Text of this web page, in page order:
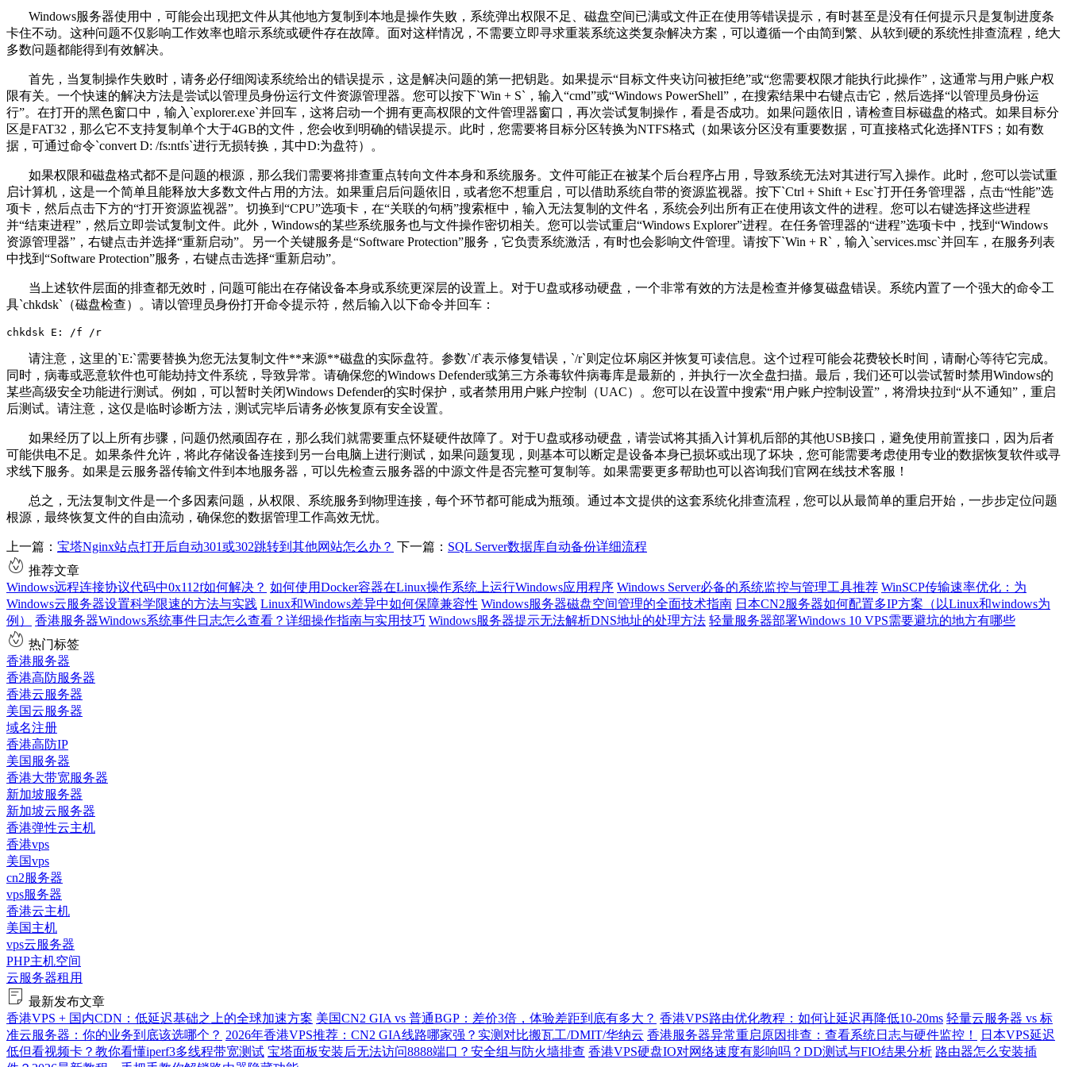
Windows服务器使用中，可能会出现把文件从其他地方复制到本地是操作失败，系统弹出权限不足、磁盘空间已满或文件正在使用等错误提示，有时甚至是没有任何提示只是复制进度条
卡住不动。这种问题不仅影响工作效率也暗示系统或硬件存在故障。面对这样情况，不需要立即寻求重装系统这类复杂解决方案，可以遵循一个由简到繁、从软到硬的系统性排查流程，绝大
多数问题都能得到有效解决。
首先，当复制操作失败时，请务必仔细阅读系统给出的错误提示，这是解决问题的第一把钥匙。如果提示“目标文件夹访问被拒绝”或“您需要权限才能执行此操作” ，这通常与用户账户权
限有关。一个快速的解决方法是尝试以管理员身份运行文件资源管理器。您可以按下`Win + S` ，输入“cmd”或“Windows PowerShell” ，在搜索结果中右键点击它，然后选择“以管理员身份运
行”。在打开的黑色窗口中，输入 `explorer.exe`并回车，这将启动一个拥有更高权限的文件管理器窗口，再次尝试复制操作，看是否成功。如果问题依旧，请检查目标磁盘的格式。如果目标分
区是FAT32 ，那么它不支持复制单个大于4GB的文件，您会收到明确的错误提示。此时，您需要将目标分区转换为NTFS格式（如果该分区没有重要数据，可直接格式化选择NTFS ；如有数
据，可通过命令`convert D: /fs:ntfs`进行无损转换，其中D:为盘符）。
如果权限和磁盘格式都不是问题的根源，那么我们需要将排查重点转向文件本身和系统服务。文件可能正在被某个后台程序占用，导致系统无法对其进行写入操作。此时，您可以尝试重
启计算机，这是一个简单且能释放大多数文件占用的方法。如果重启后问题依旧，或者您不想重启，可以借助系统自带的资源监视器。按下`Ctrl + Shift + Esc`打开任务管理器，点击“性能”选
项卡，然后点击下方的“打开资源监视器”。切换到 “CPU”选项卡，在“关联的句柄”搜索框中，输入无法复制的文件名，系统会列出所有正在使用该文件的进程。您可以右键选择这些进程
并“结束进程” ，然后立即尝试复制文件。此外， Windows的某些系统服务也与文件操作密切相关。您可以尝试重启“Windows Explorer”进程。在任务管理器的“进程”选项卡中，找到 “Windows
资源管理器” ，右键点击并选择“重新启动”。另一个关键服务是“Software Protection”服务，它负责系统激活，有时也会影响文件管理。请按下`Win + R` ，输入 `services.msc`并回车，在服务列表
中找到 “Software Protection”服务，右键点击选择“重新启动”。
当上述软件层面的排查都无效时，问题可能出在存储设备本身或系统更深层的设置上。对于U盘或移动硬盘，一个非常有效的方法是检查并修复磁盘错误。系统内置了一个强大的命令工
具`chkdsk` （磁盘检查）。请以管理员身份打开命令提示符，然后输入以下命令并回车：
chkdsk E: /f /r
请注意，这里的`E:`需要替换为您无法复制文件**来源**磁盘的实际盘符。参数`/f`表示修复错误， `/r`则定位坏扇区并恢复可读信息。这个过程可能会花费较长时间，请耐心等待它完成。
同时，病毒或恶意软件也可能劫持文件系统，导致异常。请确保您的Windows Defender或第三方杀毒软件病毒库是最新的，并执行一次全盘扫描。最后，我们还可以尝试暂时禁用Windows的
某些高级安全功能进行测试。例如，可以暂时关闭Windows Defender的实时保护，或者禁用用户账户控制（UAC）。您可以在设置中搜索“用户账户控制设置” ，将滑块拉到 “从不通知” ，重启
后测试。请注意，这仅是临时诊断方法，测试完毕后请务必恢复原有安全设置。
如果经历了以上所有步骤，问题仍然顽固存在，那么我们就需要重点怀疑硬件故障了。对于U盘或移动硬盘，请尝试将其插入计算机后部的其他USB接口，避免使用前置接口，因为后者
可能供电不足。如果条件允许，将此存储设备连接到另一台电脑上进行测试，如果问题复现，则基本可以断定是设备本身已损坏或出现了坏块，您可能需要考虑使用专业的数据恢复软件或寻
求线下服务。如果是云服务器传输文件到本地服务器，可以先检查云服务器的中源文件是否完整可复制等。如果需要更多帮助也可以咨询我们官网在线技术客服！
总之，无法复制文件是一个多因素问题，从权限、系统服务到物理连接，每个环节都可能成为瓶颈。通过本文提供的这套系统化排查流程，您可以从最简单的重启开始，一步步定位问题
根源，最终恢复文件的自由流动，确保您的数据管理工作高效无忧。
上一篇： 宝塔Nginx站点打开后自动301或302跳转到其他网站怎么办？ 下一篇： SQL Server数据库自动备份详细流程
推荐文章
Windows远程连接协议代码中0x112f如何解决？ 如何使用Docker容器在Linux操作系统上运行Windows应用程序 Windows Server必备的系统监控与管理工具推荐 WinSCP传输速率优化：为
Windows云服务器设置科学限速的方法与实践 Linux和Windows差异中如何保障兼容性 Windows服务器磁盘空间管理的全面技术指南 日本CN2服务器如何配置多IP方案（以Linux和windows为
例）
香港服务器Windows系统事件日志怎么查看？详细操作指南与实用技巧 Windows服务器提示无法解析DNS地址的处理方法 轻量服务器部署Windows 10 VPS需要避坑的地方有哪些
热门标签
香港服务器
香港高防服务器
香港云服务器
美国云服务器
域名注册
香港高防IP
美国服务器
香港大带宽服务器
新加坡服务器
新加坡云服务器
香港弹性云主机
香港vps
美国vps
cn2服务器
vps服务器
香港云主机
美国主机
vps云服务器
PHP主机空间
云服务器租用
最新发布文章
香港VPS + 国内CDN：低延迟基础之上的全球加速方案 美国CN2 GIA vs 普通BGP：差价3倍，体验差距到底有多大？ 香港VPS路由优化教程：如何让延迟再降低10-20ms 轻量云服务器 vs 标
准云服务器：你的业务到底该选哪个？ 2026年香港VPS推荐：CN2 GIA线路哪家强？实测对比搬瓦工/DMIT/华纳云 香港服务器异常重启原因排查：查看系统日志与硬件监控！
日本VPS延迟
低但看视频卡？教你看懂iperf3多线程带宽测试 宝塔面板安装后无法访问8888端口？安全组与防火墙排查 香港VPS硬盘IO对网络速度有影响吗？DD测试与FIO结果分析 路由器怎么安装插